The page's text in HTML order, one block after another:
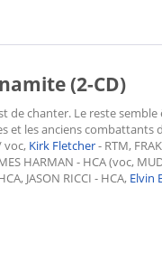
(2-CD)
de chanter. Le reste semble
et les anciens combattants
voc, Kirk Fletcher- RTM,
HARMAN - HCA (voc,
JASON RICCI - HCA, Elvin